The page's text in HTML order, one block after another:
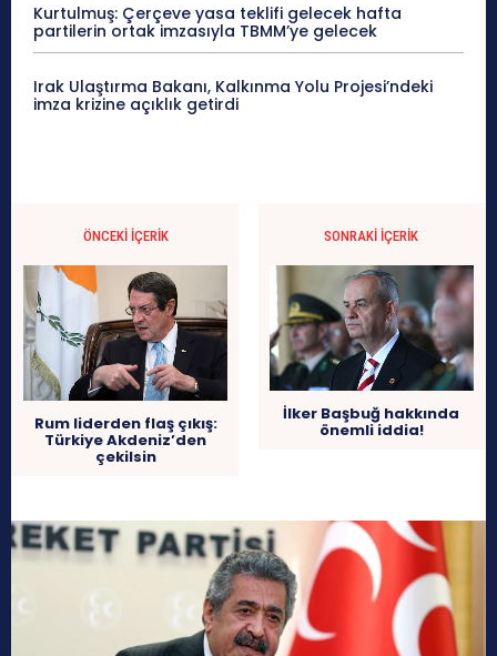
Kurtulmuş: Çerçeve yasa teklifi gelecek hafta
partilerin ortak imzasıyla TBMM’ye gelecek
Irak Ulaştırma Bakanı, Kalkınma Yolu Projesi’ndeki
imza krizine açıklık getirdi
ÖNCEKI İÇERIK
Rum liderden flaş çıkış:
Türkiye Akdeniz’den
çekilsin
SONRAKI İÇERIK
İlker Başbuğ hakkında
önemli iddia!